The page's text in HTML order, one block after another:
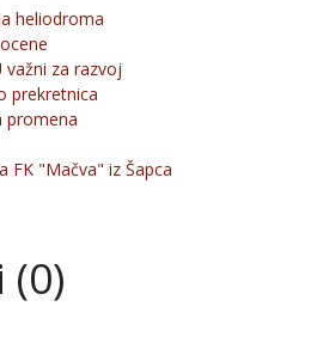
heliodroma
važni za razvoj
prekretnica
promena
FK "Mačva" iz Šapca